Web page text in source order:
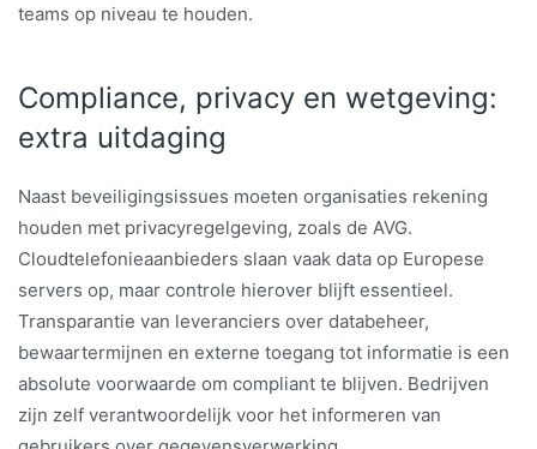
teams op niveau te houden.
Compliance, privacy en wetgeving:
extra uitdaging
Naast beveiligingsissues moeten organisaties rekening
houden met privacyregelgeving, zoals de AVG.
Cloudtelefonieaanbieders slaan vaak data op Europese
servers op, maar controle hierover blijft essentieel.
Transparantie van leveranciers over databeheer,
bewaartermijnen en externe toegang tot informatie is een
absolute voorwaarde om compliant te blijven. Bedrijven
zijn zelf verantwoordelijk voor het informeren van